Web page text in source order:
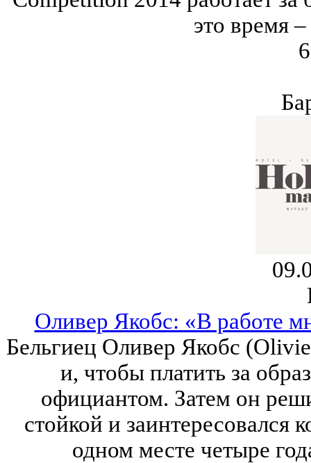
это время
Оливер Якобс: «В работе
Бельгиец Оливер Якобс
и, чтобы платить за
официантом. Затем он
стойкой и заинтересовался
одном месте четыре